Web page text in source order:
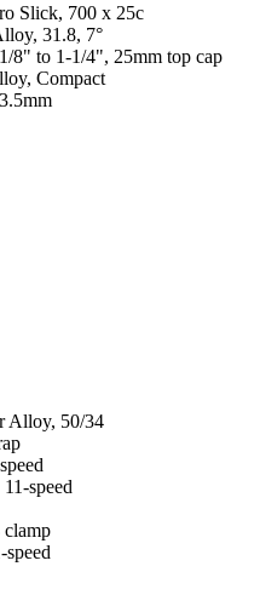
Slick, 700 x 25c
31.8, 7°
8" to 1-1/4", 25mm top cap
Compact
Alloy, 50/34
speed
clamp